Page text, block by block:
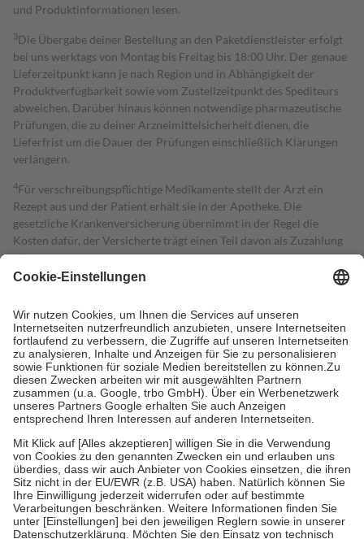
und Produktinformationen lesen.
3Die Übergabe deiner Bestellung an den Paketdienstleister erfolgt
bei uns werktags von Montag bis Freitag bis 18:00 Uhr. Der genaue
Lieferzeitpunkt kann je nach Region und in Abhängigkeit der
Produktverfügbarkeit sowie vom Zustellzeitpunkt des Spediteurs
abweichen. Darüber hinaus können notwendige pharmazeutische
Prüfungen, die zu deiner Arzneimittelsicherheit dienen, die
Lieferfrist um die Dauer der Prüfungen einschließlich Klärungen
verlängern.
4Für verschreibungspflichtige Medikamente stellt der Arzt ein
Rezept aus und der Patient erhält sie in der Apotheke. Die
gesetzliche Krankenversicherung übernimmt in der Regel die
Kosten dafür, der Versicherte trägt einen Teil davon als Zuzahlung
mit.
Grundsätzlich leisten Mitglieder Zuzahlungen in Höhe von zehn
höchstens zehn Euro.
Es sind jedoch nie mehr als die tatsächlichen
Kosten der Leistung zu entrichten.
Diese Regeln gelten grundsätzlich auch für Online-Apotheken.
Bei Heilmitteln und häuslicher Krankenpflege beträgt die
Zuzahlung zehn Prozent der Kosten sowie zehn Euro je
Verordnung.
Um das Engagement der Versicherten für ihre eigene Gesundheit zu
stärken und die besondere Stellung der Familie zu unterstützen,
fallenkeine Zuzahlungenan bei:
• Kindern und Jugendlichen bis zum vollendeten 18. Lebensjahr
mit Ausnahme der Fahrkosten
• Untersuchungen zur Vorsorge und Früherkennung, die von der
GKV getragen werden
• empfohlenen Schutzimpfungen